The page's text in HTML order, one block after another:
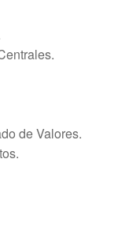
de Valores.